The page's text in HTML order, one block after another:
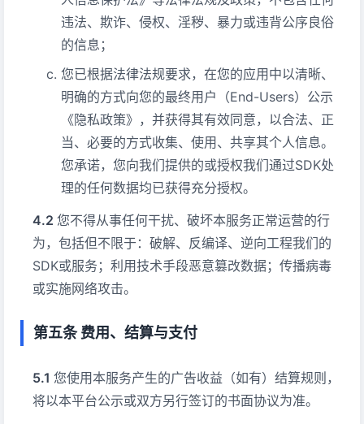
违法、欺诈、侵权、淫秽、暴力或违背公序良俗
的信息；
您已根据法律法规要求，在您的应用中以清晰、
明确的方式向您的最终用户（End-Users）公示
《隐私政策》，并获得其有效同意，以合法、正
当、必要的方式收集、使用、共享其个人信息。
您承诺，您向我们提供的或授权我们通过SDK处
理的任何数据均已获得充分授权。
您不得从事任何干扰、破坏本服务正常运营的行
为，包括但不限于：破解、反编译、逆向工程我们的
SDK或服务；利用技术手段恶意篡改数据；传播病毒
或实施网络攻击。
第五条 费用、结算与支付
您使用本服务产生的广告收益（如有）结算规则，
将以本平台公示或双方另行签订的书面协议为准。